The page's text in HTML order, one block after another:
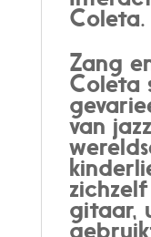
Coleta.
Zang
Coleta
van
gitaar,